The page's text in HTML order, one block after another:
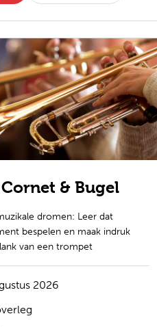
& Bugel
dromen: Leer dat
bespelen en maak indruk
van een trompet
2026